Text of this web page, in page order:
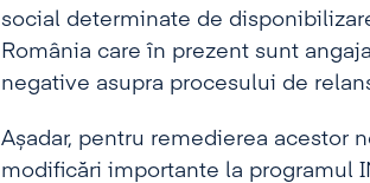
social determinate de
România care în prezent sunt
negative asupra procesului de
Așadar, pentru remedierea acestor
modificări importante la programul